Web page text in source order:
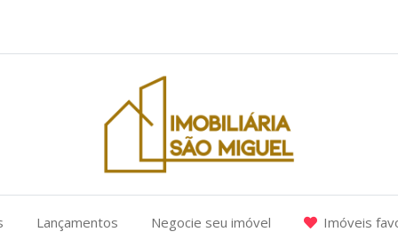
Lançamentos Negocie seu imóvel Imóveis